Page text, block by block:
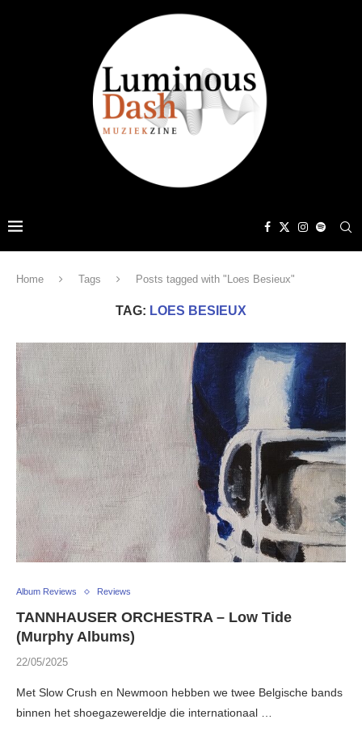
Home Tags Posts tagged with "Loes Besieux"
TAG: LOES BESIEUX
Album Reviews Reviews
TANNHAUSER ORCHESTRA – Low Tide
(Murphy Albums)
22/05/2025
Met Slow Crush en Newmoon hebben we twee Belgische bands
binnen het shoegazewereldje die internationaal …